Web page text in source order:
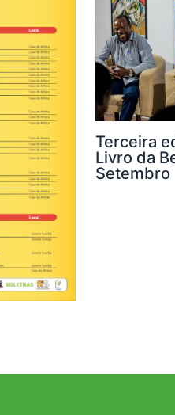
Terceira
Livro da
Setembro